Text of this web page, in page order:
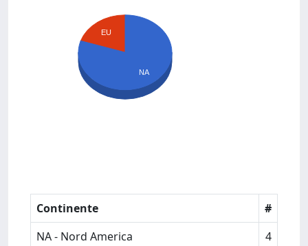
EU
NA
Continente
#
NA - Nord America
4